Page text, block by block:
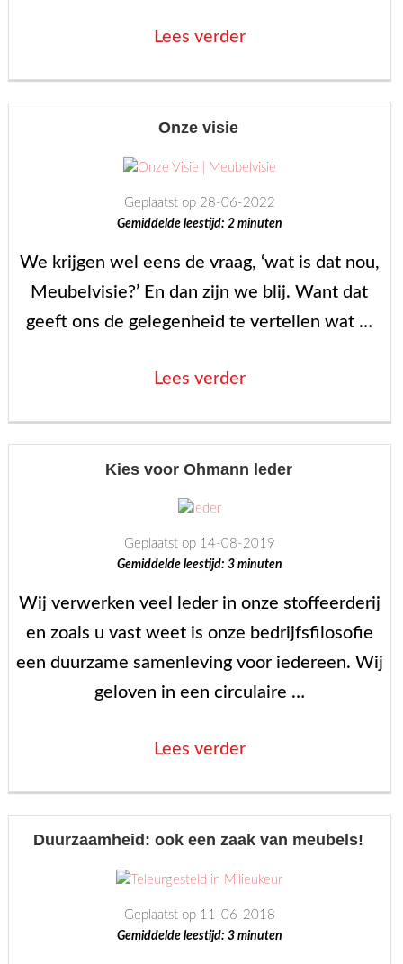
Lees verder“Een
Onze visie
Geplaatst op 28-06-2022
Gemiddelde leestijd: 2 minuten
We krijgen wel eens de vraag, ‘wat is dat nou,
Meubelvisie?’ En dan zijn we blij. Want dat
geeft ons de gelegenheid te vertellen wat …
Lees verder“Onze
Kies voor Ohmann leder
Geplaatst op 14-08-2019
Gemiddelde leestijd: 3 minuten
Wij verwerken veel leder in onze stoffeerderij
en zoals u vast weet is onze bedrijfsfilosofie
een duurzame samenleving voor iedereen. Wij
geloven in een circulaire …
Lees verder“Kies
leder”
Duurzaamheid: ook een zaak van meubels!
Geplaatst op 11-06-2018
Gemiddelde leestijd: 3 minuten